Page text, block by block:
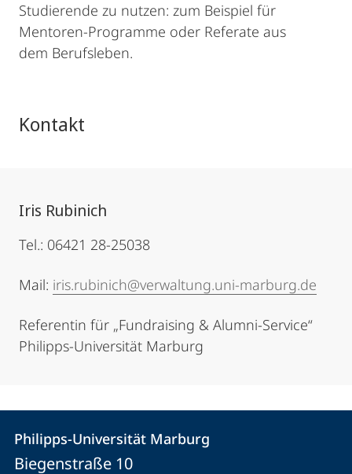
Studierende zu nutzen: zum Beispiel für
Mentoren-Programme oder Referate aus
dem Berufsleben.
Kontakt
Iris Rubinich
Tel.: 06421 28-25038
Mail: iris.rubinich@verwaltung.uni-marburg.de
Referentin für „Fundraising & Alumni-Service“
Philipps-Universität Marburg
Kontakt
und
Kontaktinformationen
Philipps-
Philipps-Universität Marburg
Biegenstraße 10